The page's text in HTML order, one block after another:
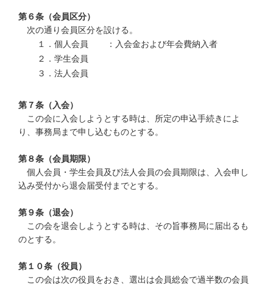
第６条（会員区分）
次の通り会員区分を設ける。
１．個人会員
：入会金および年会費納入者
２．学生会員
３．法人会員
第７条（入会）
この会に入会しようとする時は、所定の申込手続きによ
り、事務局まで申し込むものとする。
第８条（会員期限）
個人会員・学生会員及び法人会員の会員期限は、入会申し
込み受付から退会届受付までとする。
第９条（退会）
この会を退会しようとする時は、その旨事務局に届出るも
のとする。
第１０条（役員）
この会は次の役員をおき、選出は会員総会で過半数の会員